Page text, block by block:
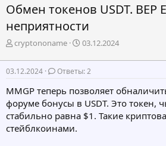
Обмен токенов USDT. BEP
неприятности
А
т
о
т
е
м
ы
cryptononame
Д
т
а
а
ч
а
03.12.2024
03.12.2024 Ответы: 2
MMGP теперь позволяет
форуме бонусы в USDT. Это токен,
стабильно равна $1. Такие
стейблкоинами.